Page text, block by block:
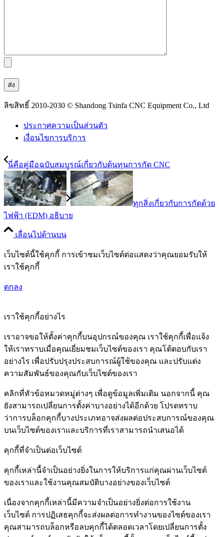
ลิขสิทธิ์ 2010-2030 © Shandong Tsinfa CNC Equipment Co., Ltd
ประกาศความเป็นส่วนตัว
เงื่อนไขการบริการ
นี่คือคู่มือฉบับสมบูรณ์เกี่ยวกับต้นทุนการกัด CNC
ทุกสิ่งเกี่ยวกับการกัดด้วย
ไฟฟ้า (EDM) อธิบาย
เลื่อนไปด้านบน
เว็บไซต์นี้ใช้คุกกี้ การเข้าชมเว็บไซต์ต่อแสดงว่าคุณยอมรับให้
เราใช้คุกกี้
ตกลง
เราใช้คุกกี้อย่างไร
เราอาจขอให้ตั้งค่าคุกกี้บนอุปกรณ์ของคุณ เราใช้คุกกี้เพื่อแจ้ง
ให้เราทราบเมื่อคุณเยี่ยมชมเว็บไซต์ของเรา คุณโต้ตอบกับเรา
อย่างไร เพื่อปรับปรุงประสบการณ์ผู้ใช้ของคุณ และปรับแต่ง
ความสัมพันธ์ของคุณกับเว็บไซต์ของเรา
คลิกที่หัวข้อหมวดหมู่ต่างๆ เพื่อดูข้อมูลเพิ่มเติม นอกจากนี้ คุณ
ยังสามารถเปลี่ยนการตั้งค่าบางอย่างได้อีกด้วย โปรดทราบ
ว่าการบล็อกคุกกี้บางประเภทอาจส่งผลต่อประสบการณ์ของคุณ
บนเว็บไซต์ของเราและบริการที่เราสามารถนำเสนอได้
คุกกี้ที่จำเป็นต่อเว็บไซต์
คุกกี้เหล่านี้จำเป็นอย่างยิ่งในการให้บริการแก่คุณผ่านเว็บไซต์
ของเราและใช้งานคุณสมบัติบางอย่างของเว็บไซต์
เนื่องจากคุกกี้เหล่านี้มีความจำเป็นอย่างยิ่งต่อการใช้งาน
เว็บไซต์ การปฏิเสธคุกกี้จะส่งผลต่อการทำงานของไซต์ของเรา
คุณสามารถบล็อกหรือลบคุกกี้ได้ตลอดเวลาโดยเปลี่ยนการตั้ง